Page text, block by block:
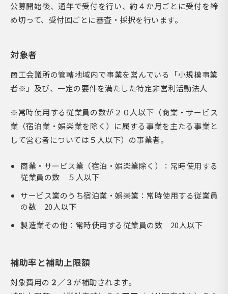
公募開始後、通年で受付を行い、約４か月ごとに受付を締
め切って、受付回ごとに審査・採択を行います。
対象者
商工会議所の管轄地域内で事業を営んでいる「小規模事業
者※」及び、一定の要件を満たした特定非営利活動法人
※常時使用する従業員の数が２０人以下（商業・サービス
業（宿泊業・娯楽業を除く）に属する事業を主たる事業と
して営む者については５人以下）の事業者。
商業・サービス業（宿泊・娯楽業除く）：常時使用する
従業員の数 ５人以下
サービス業のうち宿泊業・娯楽業：常時使用する従業員
の数 20人以下
製造業その他：常時使用する従業員の数 20人以下
補助率と補助上限額
対象費用の ２／３が補助されます。